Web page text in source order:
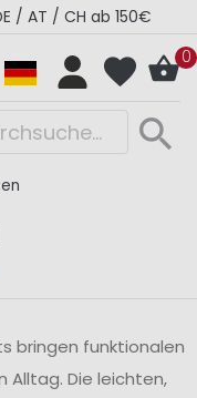
/ AT / CH ab 150€
0
bringen funktionalen
Alltag. Die leichten,